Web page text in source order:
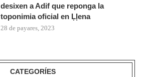
desixen a Adif que reponga la
toponimia oficial en Ḷḷena
28 de payares, 2023
CATEGORÍES